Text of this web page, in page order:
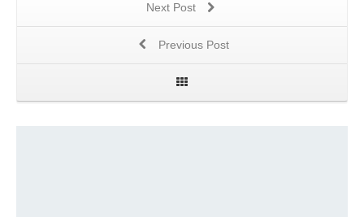
Next Post
Previous Post